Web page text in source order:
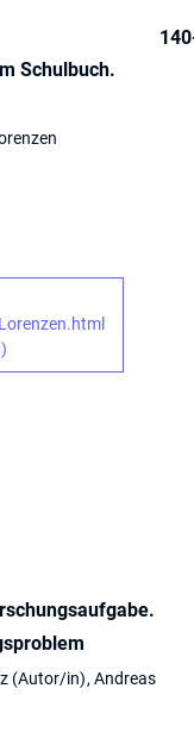
Schulbuch.
Autor/in
Andreas